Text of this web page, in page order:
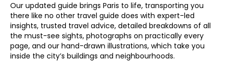
Our updated guide brings Paris to life, transporting you
there like no other travel guide does with expert-led
insights, trusted travel advice, detailed breakdowns of all
the must-see sights, photographs on practically every
page, and our hand-drawn illustrations, which take you
inside the city’s buildings and neighbourhoods.